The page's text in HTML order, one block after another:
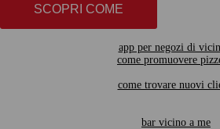
SCOPRI COME
app per negozi di
come promuovere
come trovare nuovi
bar vicino a me